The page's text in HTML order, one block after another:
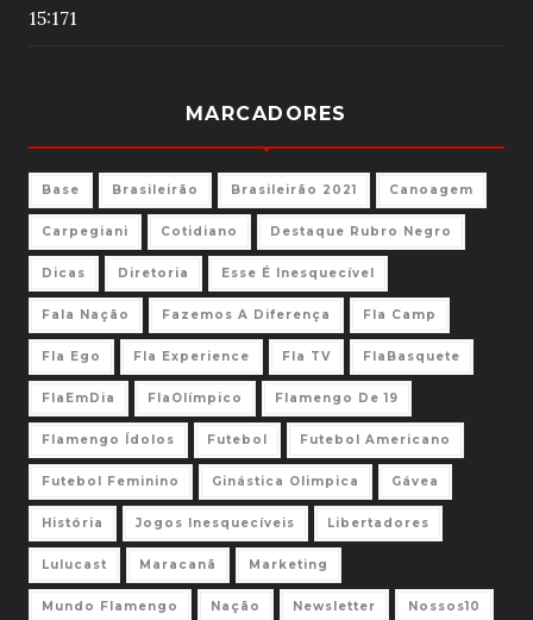
15:171
MARCADORES
Base Brasileirão Brasileirão 2021 Canoagem
Carpegiani Cotidiano Destaque Rubro Negro
Dicas Diretoria Esse É Inesquecível
Fala Nação Fazemos A Diferença Fla Camp
Fla Ego Fla Experience Fla TV FlaBasquete
FlaEmDia FlaOlímpico Flamengo De 19
Flamengo Ídolos Futebol Futebol Americano
Futebol Feminino Ginástica Olimpica Gávea
História Jogos Inesquecíveis Libertadores
Lulucast Maracanã Marketing
Mundo Flamengo Nação Newsletter Nossos10